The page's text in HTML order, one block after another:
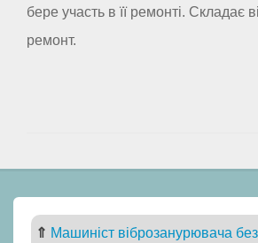
бере участь в її ремонті. Складає
ремонт.
⇑ Машиніст віброзанурювача